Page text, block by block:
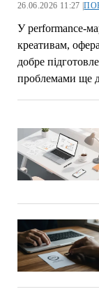
26.06.2026 11:27 |
У performance-
креативам,
добре
проблемами ще